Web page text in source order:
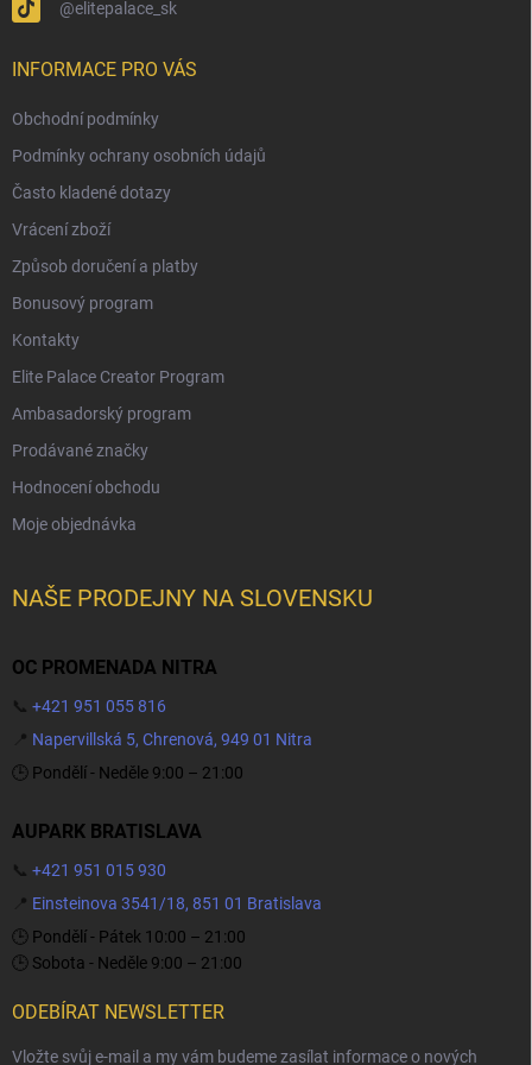
@elitepalace_sk
INFORMACE PRO VÁS
Obchodní podmínky
Podmínky ochrany osobních údajů
Často kladené dotazy
Vrácení zboží
Způsob doručení a platby
Bonusový program
Kontakty
Elite Palace Creator Program
Ambasadorský program
Prodávané značky
Hodnocení obchodu
Moje objednávka
NAŠE PRODEJNY NA SLOVENSKU
OC PROMENADA NITRA
📞 +421 951 055 816
📍 Napervillská 5, Chrenová, 949 01 Nitra
🕒 Pondělí - Neděle 9:00 – 21:00
AUPARK BRATISLAVA
📞 +421 951 015 930
📍 Einsteinova 3541/18, 851 01 Bratislava
🕒 Pondělí - Pátek 10:00 – 21:00
🕒 Sobota - Neděle 9:00 – 21:00
ODEBÍRAT NEWSLETTER
Vložte svůj e-mail a my vám budeme zasílat informace o nových